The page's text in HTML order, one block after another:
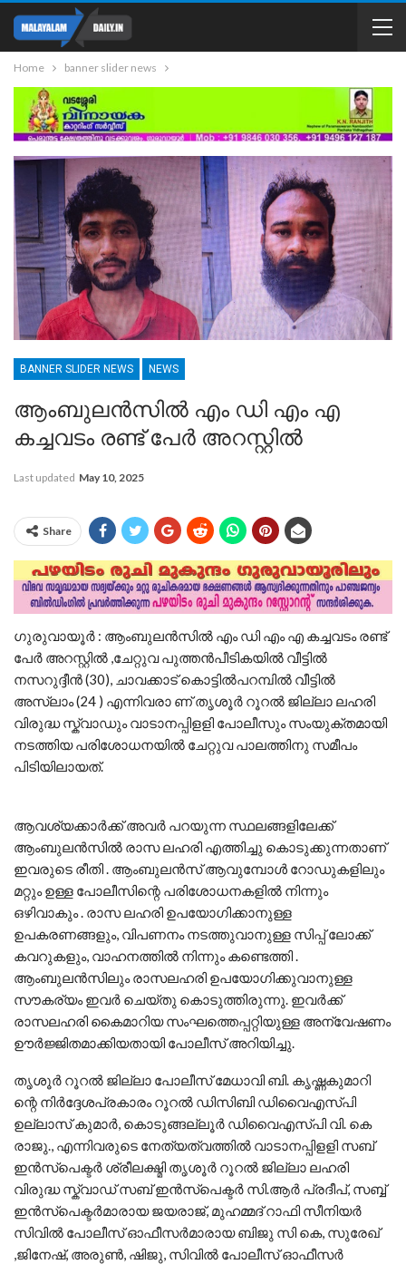
Home banner slider news
BANNER SLIDER NEWS NEWS
ആംബുലൻസിൽ എം ഡി എം എ
കച്ചവടം രണ്ട് പേർ അറസ്റ്റിൽ
Last updated May 10, 2025
Share
ഗുരുവായൂർ : ആംബുലൻസിൽ എം ഡി എം എ കച്ചവടം രണ്ട്
പേർ അറസ്റ്റിൽ ,ചേറ്റുവ പുത്തൻപീടികയിൽ വീട്ടിൽ
നസറുദ്ദീൻ (30), ചാവക്കാട് കൊട്ടിൽപറമ്പിൽ വീട്ടിൽ
അസ്ലാം (24 ) എന്നിവരാ ണ് തൃശൂർ റൂറൽ ജില്ലാ ലഹരി
വിരുദ്ധ സ്ക്വാഡും വാടാനപ്പിളളി പോലീസും സംയുക്തമായി
നടത്തിയ പരിശോധനയിൽ ചേറ്റുവ പാലത്തിനു സമീപം
പിടിയിലായത്.
ആവശ്യക്കാർക്ക് അവർ പറയുന്ന സ്ഥലങ്ങളിലേക്ക്
ആംബുലൻസിൽ രാസ ലഹരി എത്തിച്ചു കൊടുക്കുന്നതാണ്
ഇവരുടെ രീതി . ആംബുലൻസ് ആവുമ്പോൾ റോഡുകളിലും
മറ്റും ഉള്ള പോലീസിന്റെ പരിശോധനകളിൽ നിന്നും
ഒഴിവാകും . രാസ ലഹരി ഉപയോഗിക്കാനുള്ള
ഉപകരണങ്ങളും, വിപണനം നടത്തുവാനുള്ള സിപ്പ് ലോക്ക്
കവറുകളും, വാഹനത്തിൽ നിന്നും കണ്ടെത്തി .
ആംബുലൻസിലും രാസലഹരി ഉപയോഗിക്കുവാനുള്ള
സൗകര്യം ഇവർ ചെയ്തു കൊടുത്തിരുന്നു. ഇവർക്ക്
രാസലഹരി കൈമാറിയ സംഘത്തെപ്പറ്റിയുള്ള അന്വേഷണം
ഊർജ്ജിതമാക്കിയതായി പോലീസ് അറിയിച്ചു.
തൃശൂർ റൂറൽ ജില്ലാ പോലീസ് മേധാവി ബി. കൃഷ്ണകുമാറി
ന്റെ നിർദ്ദേശപ്രകാരം റൂറൽ ഡിസിബി ഡിവൈഎസ്പി
ഉല്ലാസ് കുമാർ, കൊടുങ്ങല്ലൂർ ഡിവൈഎസ്പി വി. കെ
രാജു., എന്നിവരുടെ നേത്യത്വത്തിൽ വാടാനപ്പിളളി സബ്
ഇൻസ്പെക്ടർ ശ്രീലക്ഷ്മി തൃശൂർ റൂറൽ ജില്ലാ ലഹരി
വിരുദ്ധ സ്ക്വാഡ് സബ് ഇൻസ്‌പെക്ടർ സി.ആർ പ്രദീപ്, സബ്ബ്
ഇൻസ്പെക്ടർമാരായ ജയരാജ്, മുഹമ്മദ് റാഫി സീനിയർ
സിവിൽ പോലീസ് ഓഫീസർമാരായ ബിജു സി കെ, സുരേഖ്
,ജിനേഷ്, അരുൺ, ഷിജു, സിവിൽ പോലീസ് ഓഫീസർ